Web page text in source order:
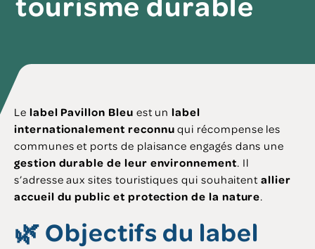
Le label Pavillon Bleu est unlabel
internationalement reconnu qui récompense les
communes et ports de plaisance engagés dans une
gestion durable de leur environnement. Il
s’adresse aux sites touristiques qui souhaitentallier
accueil du public et protection de la nature.
🌿 Objectifs du label